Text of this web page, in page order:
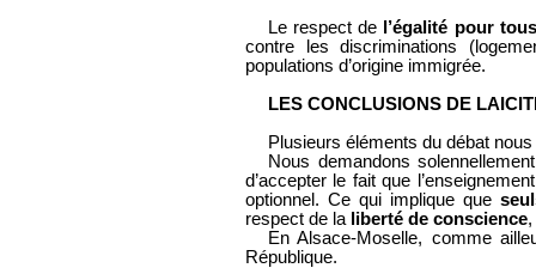
Le respect de
l’égalité pour tous
contre les discriminations
populations d’origine immigrée.
LES CONCLUSIONS DE
Plusieurs éléments du débat
Nous demandons
d’accepter le fait que
optionnel. Ce qui implique que
respect de la liberté de conscience
En Alsace-Moselle, comme
République.